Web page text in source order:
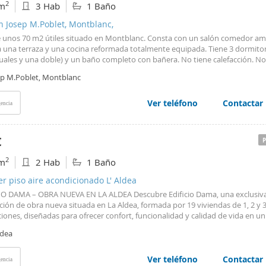
2 3 Hab 1 Baño
Josep M.Poblet, Montblanc,
unos 70 m2 útiles situado en Montblanc. Consta con un salón comedor
una terraza y una cocina reformada totalmente equipada. Tiene 3
y una doble) y un baño completo con bañera. No tiene calefacción.
del inmueble.
M.Poblet, Montblanc
Ver teléfono Contactar
2 2 Hab 1 Baño
piso aire acondicionado L' Aldea
DAMA – OBRA NUEVA EN LA ALDEA Descubre Edificio Dama, una
de obra nueva situada en La Aldea, formada por 19 viviendas de 1, 2 y 3
diseñadas para ofrecer confort, funcionalidad y calidad de vida en
planta, con viviendas de superficies aproximadas entre 45 m² y 75 m²,
al máximo cada espacio y garantizar una excelente entrada de luz
cuenta con una terraza privada, un espacio ideal para disfrutar del
Ver teléfono Contactar